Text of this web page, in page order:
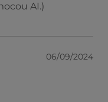
AI.)
06/09/2024